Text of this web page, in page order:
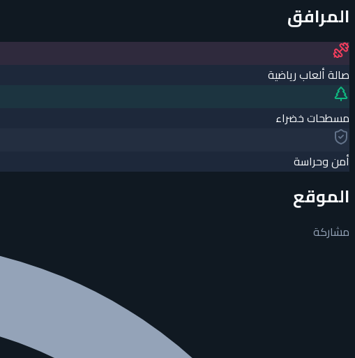
المرافق
صالة ألعاب رياضية
مسطحات خضراء
أمن وحراسة
الموقع
مشاركة